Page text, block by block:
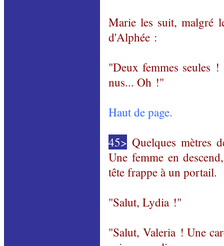
Marie les suit, malgré
d'Alphée :
"Deux femmes seules
nus... Oh !"
Haut de page.
45> Quelques mètres
Une femme en
tête frappe à un portail.
"Salut, Lydia !"
"Salut, Valeria ! Une